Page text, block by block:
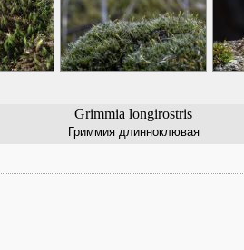
Grimmia longirostris
Гриммия длинноклювая